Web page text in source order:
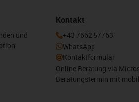
und
Kontakt
+43 7662 57763
WhatsApp
Kontaktformular
Online Beratung via
Beratungstermin mit